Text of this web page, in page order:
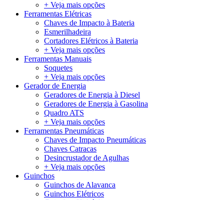
+ Veja mais opções
Ferramentas Elétricas
Chaves de Impacto à Bateria
Esmerilhadeira
Cortadores Elétricos à Bateria
+ Veja mais opções
Ferramentas Manuais
Soquetes
+ Veja mais opções
Gerador de Energia
Geradores de Energia à Diesel
Geradores de Energia à Gasolina
Quadro ATS
+ Veja mais opções
Ferramentas Pneumáticas
Chaves de Impacto Pneumáticas
Chaves Catracas
Desincrustador de Agulhas
+ Veja mais opções
Guinchos
Guinchos de Alavanca
Guinchos Elétricos